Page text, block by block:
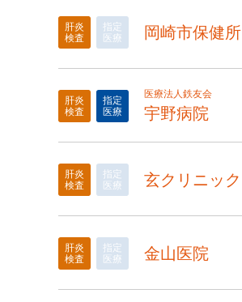
肝炎
検査
指定
医療
岡崎市保健所
肝炎
検査
指定
医療
医療法人鉄友会
宇野病院
肝炎
検査
指定
医療
玄クリニック
肝炎
検査
指定
医療
金山医院